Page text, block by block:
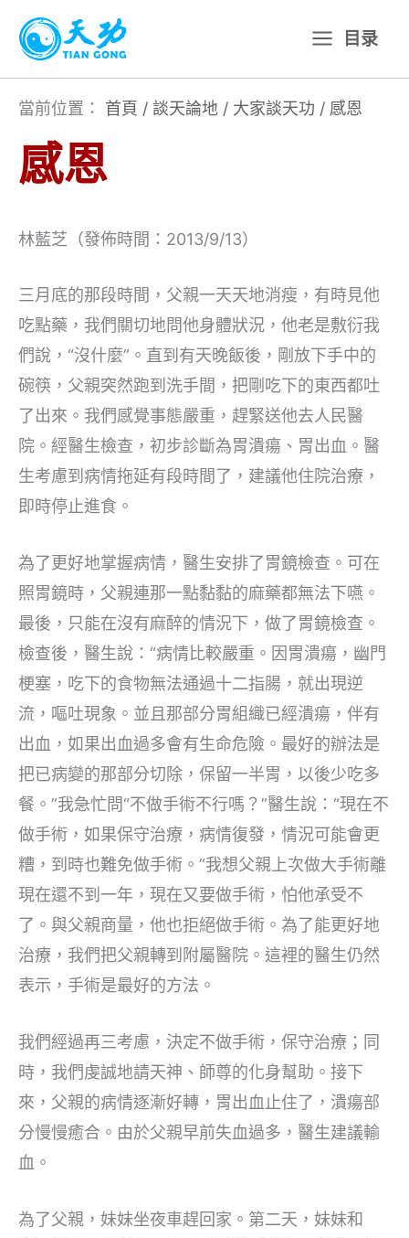
主
目录
當前位置： 首頁 / 談天論地 / 大家談天功 / 感恩
感恩
林藍芝（發佈時間：2013/9/13）
三月底的那段時間，父親一天天地消瘦，有時見他
吃點藥，我們關切地問他身體狀況，他老是敷衍我
們說，“沒什麼”。直到有天晚飯後，剛放下手中的
碗筷，父親突然跑到洗手間，把剛吃下的東西都吐
了出來。我們感覺事態嚴重，趕緊送他去人民醫
院。經醫生檢查，初步診斷為胃潰瘍、胃出血。醫
生考慮到病情拖延有段時間了，建議他住院治療，
即時停止進食。
為了更好地掌握病情，醫生安排了胃鏡檢查。可在
照胃鏡時，父親連那一點黏黏的麻藥都無法下嚥。
最後，只能在沒有麻醉的情況下，做了胃鏡檢查。
檢查後，醫生說：“病情比較嚴重。因胃潰瘍，幽門
梗塞，吃下的食物無法通過十二指腸，就出現逆
流，嘔吐現象。並且那部分胃組織已經潰瘍，伴有
出血，如果出血過多會有生命危險。最好的辦法是
把已病變的那部分切除，保留一半胃，以後少吃多
餐。”我急忙問“不做手術不行嗎？”醫生說：“現在不
做手術，如果保守治療，病情復發，情況可能會更
糟，到時也難免做手術。”我想父親上次做大手術離
現在還不到一年，現在又要做手術，怕他承受不
了。與父親商量，他也拒絕做手術。為了能更好地
治療，我們把父親轉到附屬醫院。這裡的醫生仍然
表示，手術是最好的方法。
我們經過再三考慮，決定不做手術，保守治療；同
時，我們虔誠地請天神、師尊的化身幫助。接下
來，父親的病情逐漸好轉，胃出血止住了，潰瘍部
分慢慢癒合。由於父親早前失血過多，醫生建議輸
血。
為了父親，妹妹坐夜車趕回家。第二天，妹妹和